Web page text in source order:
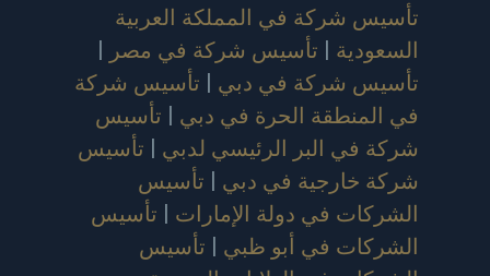
تأسيس شركة في المملكة العربية
السعودية | تأسيس شركة في مصر |
تأسيس شركة في دبي | تأسيس شركة
في المنطقة الحرة في دبي | تأسيس
شركة في البر الرئيسي لدبي | تأسيس
شركة خارجية في دبي | تأسيس
الشركات في دولة الإمارات | تأسيس
الشركات في أبو ظبي | تأسيس